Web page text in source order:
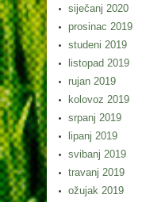
siječanj 2020
prosinac 2019
studeni 2019
listopad 2019
rujan 2019
kolovoz 2019
srpanj 2019
lipanj 2019
svibanj 2019
travanj 2019
ožujak 2019